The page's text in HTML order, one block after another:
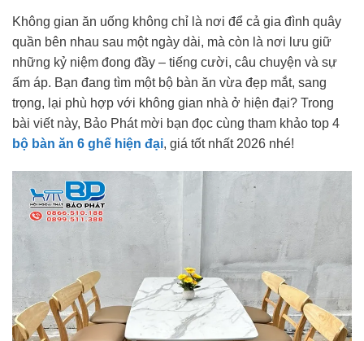
Không gian ăn uống không chỉ là nơi để cả gia đình quây
quần bên nhau sau một ngày dài, mà còn là nơi lưu giữ
những kỷ niệm đong đầy – tiếng cười, câu chuyện và sự
ấm áp. Bạn đang tìm một bộ bàn ăn vừa đẹp mắt, sang
trọng, lại phù hợp với không gian nhà ở hiện đại? Trong
bài viết này, Bảo Phát mời bạn đọc cùng tham khảo top 4
bộ bàn ăn 6 ghế hiện đại, giá tốt nhất 2026 nhé!